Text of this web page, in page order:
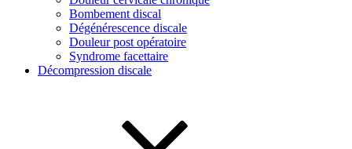
Bombement discal
Dégénérescence discale
Douleur post opératoire
Syndrome facettaire
Décompression discale